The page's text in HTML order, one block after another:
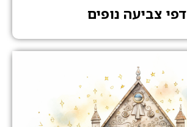
דפי צביעה נופים